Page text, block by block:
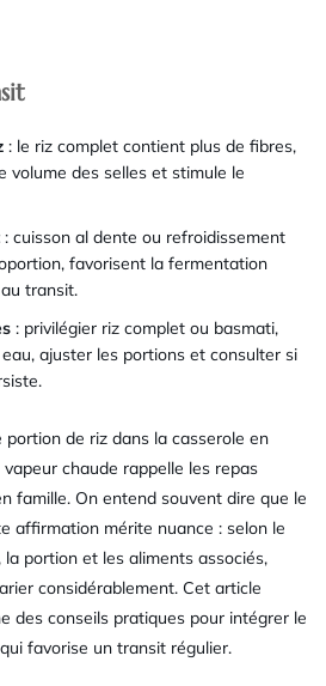
: le riz complet contient plus de fibres,
volume des selles et stimule le
: cuisson al dente ou refroidissement
favorisent la fermentation
transit.
: privilégier riz complet ou basmati,
ajuster les portions et consulter si
portion de riz dans la casserole en
chaude rappelle les repas
famille. On entend souvent dire que le
affirmation mérite nuance : selon le
portion et les aliments associés,
considérablement. Cet article
des conseils pratiques pour intégrer le
favorise un transit régulier.